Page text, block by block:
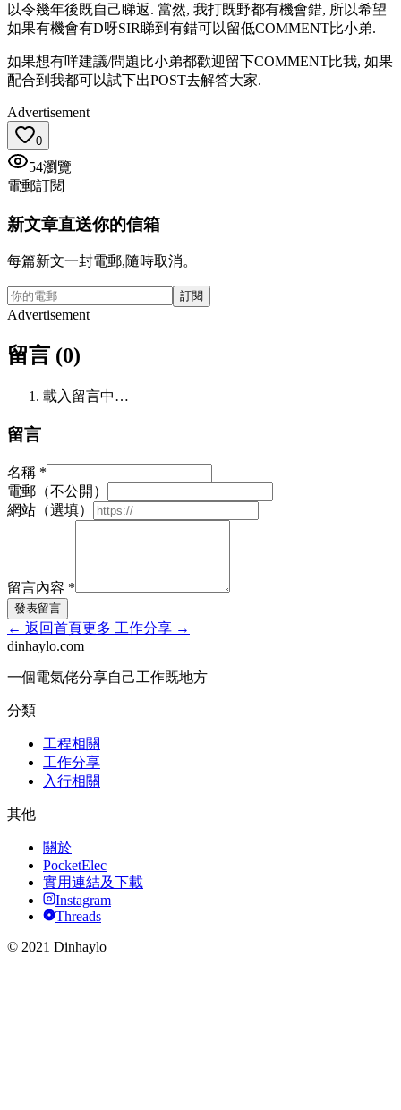
以令幾年後既自己睇返. 當然, 我打既野都有機會錯, 所以希望
如果有機會有D呀SIR睇到有錯可以留低COMMENT比小弟.
如果想有咩建議/問題比小弟都歡迎留下COMMENT比我, 如果
配合到我都可以試下出POST去解答大家.
Advertisement
0
54瀏覽
電郵訂閱
新文章直送你的信箱
每篇新文一封電郵,隨時取消。
訂閱
Advertisement
留言 (0)
載入留言中…
留言
名稱 *
電郵（不公開）
網站（選填）
留言內容 *
發表留言
← 返回首頁更多 工作分享 →
dinhaylo.com
一個電氣佬分享自己工作既地方
分類
工程相關
工作分享
入行相關
其他
關於
PocketElec
實用連結及下載
Instagram
Threads
© 2021 Dinhaylo